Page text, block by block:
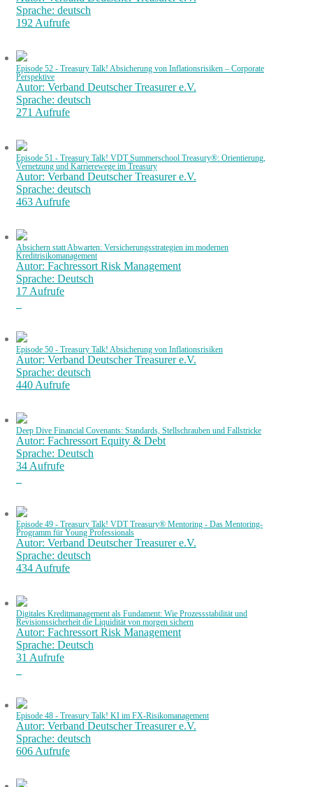
Sprache: deutsch
192 Aufrufe
Episode 52 - Treasury Talk! Absicherung von Inflationsrisiken – Corporate
Perspektive
Autor: Verband Deutscher Treasurer e.V.
Sprache: deutsch
271 Aufrufe
Episode 51 - Treasury Talk! VDT Summerschool Treasury®: Orientierung,
Vernetzung und Karrierewege im Treasury
Autor: Verband Deutscher Treasurer e.V.
Sprache: deutsch
463 Aufrufe
Absichern statt Abwarten: Versicherungsstrategien im modernen
Kreditrisikomanagement
Autor: Fachressort Risk Management
Sprache: Deutsch
17 Aufrufe
Episode 50 - Treasury Talk! Absicherung von Inflationsrisiken
Autor: Verband Deutscher Treasurer e.V.
Sprache: deutsch
440 Aufrufe
Deep Dive Financial Covenants: Standards, Stellschrauben und Fallstricke
Autor: Fachressort Equity & Debt
Sprache: Deutsch
34 Aufrufe
Episode 49 - Treasury Talk! VDT Treasury® Mentoring - Das Mentoring-
Programm für Young Professionals
Autor: Verband Deutscher Treasurer e.V.
Sprache: deutsch
434 Aufrufe
Digitales Kreditmanagement als Fundament: Wie Prozessstabilität und
Revisionssicherheit die Liquidität von morgen sichern
Autor: Fachressort Risk Management
Sprache: Deutsch
31 Aufrufe
Episode 48 - Treasury Talk! KI im FX-Risikomanagement
Autor: Verband Deutscher Treasurer e.V.
Sprache: deutsch
606 Aufrufe